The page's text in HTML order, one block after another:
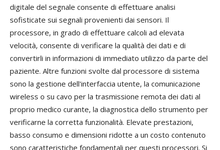
digitale del segnale consente di effettuare analisi
sofisticate sui segnali provenienti dai sensori. Il
processore, in grado di effettuare calcoli ad elevata
velocità, consente di verificare la qualità dei dati e di
convertirli in informazioni di immediato utilizzo da parte del
paziente. Altre funzioni svolte dal processore di sistema
sono la gestione dell'interfaccia utente, la comunicazione
wireless o su cavo per la trasmissione remota dei dati al
proprio medico curante, la diagnostica dello strumento per
verificarne la corretta funzionalità. Elevate prestazioni,
basso consumo e dimensioni ridotte a un costo contenuto
sono caratteristiche fondamentali per questi processori. Si